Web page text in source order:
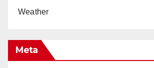
Weather
Meta